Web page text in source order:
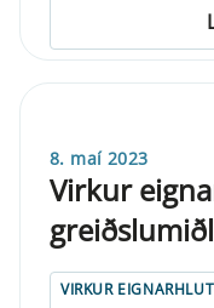
8. maí 2023
Virkur
VIRKUR